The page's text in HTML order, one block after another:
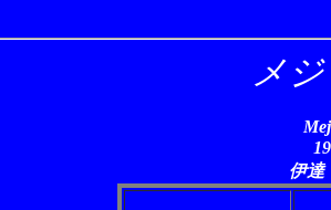
メ
伊達